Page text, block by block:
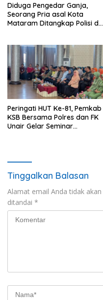
Diduga Pengedar Ganja,
Seorang Pria asal Kota
Mataram Ditangkap Polisi di
Peringati HUT Ke-81, Pemkab
KSB Bersama Polres dan FK
Unair Gelar Seminar
Tinggalkan Balasan
Alamat email Anda tidak akan
ditandai *